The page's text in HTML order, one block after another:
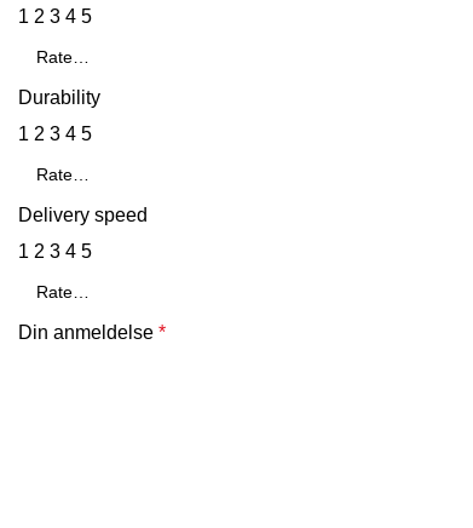
1 2 3 4 5
Durability
1 2 3 4 5
Delivery speed
1 2 3 4 5
Din anmeldelse *